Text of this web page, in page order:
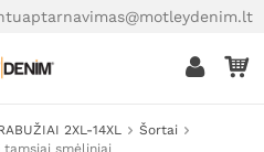
2XL-14XL
Šortai
tamsiai smėliniai